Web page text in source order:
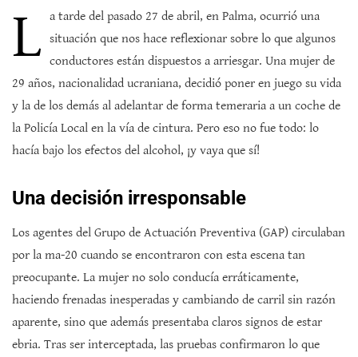
L a tarde del pasado 27 de abril, en Palma, ocurrió una
situación que nos hace reflexionar sobre lo que algunos
conductores están dispuestos a arriesgar. Una mujer de
29 años, nacionalidad ucraniana, decidió poner en juego su vida
y la de los demás al adelantar de forma temeraria a un coche de
la Policía Local en la vía de cintura. Pero eso no fue todo: lo
hacía bajo los efectos del alcohol, ¡y vaya que sí!
Una decisión irresponsable
Los agentes del Grupo de Actuación Preventiva (GAP) circulaban
por la ma-20 cuando se encontraron con esta escena tan
preocupante. La mujer no solo conducía erráticamente,
haciendo frenadas inesperadas y cambiando de carril sin razón
aparente, sino que además presentaba claros signos de estar
ebria. Tras ser interceptada, las pruebas confirmaron lo que